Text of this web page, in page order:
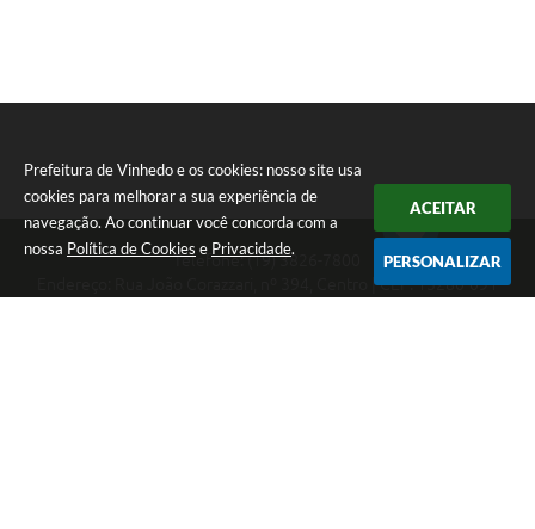
Prefeitura de Vinhedo e os cookies: nosso site usa
cookies para melhorar a sua experiência de
navegação. Ao continuar você concorda com a
nossa Política de Cookies e Privacidade.
ACEITAR
PERSONALIZAR
Telefone: (19) 3826-7800
Endereço: Rua João Corazzari, nº 394, Centro | CEP: 13280-091